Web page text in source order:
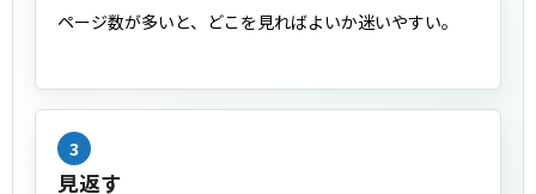
ページ数が多いと、どこを見ればよいか迷いやすい。
3
見返す